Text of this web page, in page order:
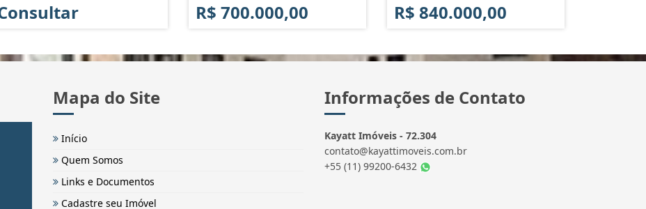
R$ 700.000,00 R$ 840.000,00
Mapa do Site
Início
Quem Somos
Links e Documentos
Cadastre seu Imóvel
Informações de Contato
Kayatt Imóveis - 72.304
contato@kayattimoveis.com.br
+55 (11) 99200-6432